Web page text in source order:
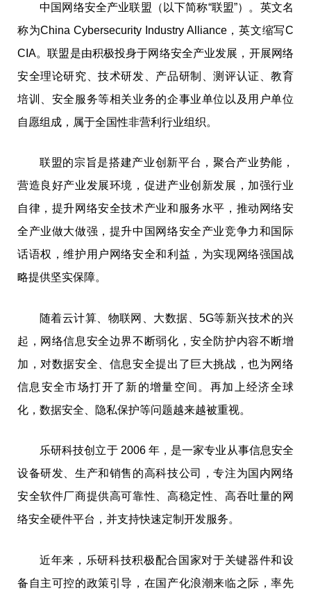
中国 网络安全产业联盟（以下简称“联盟”）。英文名
称为China Cybersecurity Industry Alliance，英文缩写C
CIA。联盟是由积极投身于网络安全产业发展，开展网络
安全理论研究、技术研发、产品研制、测评认证、教育
培训、安全服务等相关业务的企事业单位以及用户单位
自愿组成，属于全国性非营利行业组织。
联盟的宗旨是搭建产业创新平台 ，聚合产业势能，
营造良好产业发展环境，促进产业创新发展，加强行业
自律，提升网络安全技术产业和服务水平 ，推动网络安
全产业做大做强，提升中国 网络安全产业竞争力和国际
话语权，维护用户网络安全和利益，为实现网络强国战
略提供坚实保障。
随着云计算、物联网、大数据、5G等新兴技术的兴
起，网络信息安全边界不断弱化，安全防护内容不断增
加，对数据安全、信息安全提出了巨大挑战，也为网络
信息安全市场打开了新的增量空间。再加上经济全球
化，数据安全、隐私保护等问题越来越被重视。
乐研科技创立于 2006 年，是一家专业从事信息安全
设备研发、生产和销售的高科技公司，专注为国内网络
安全软件厂商提供高可靠性、高稳定性、高吞吐量的网
络安全硬件平台 ，并支持快速定制开发服务。
近年来，乐研科技积极配合国家对于关键器件和设
备自主可控的政策引导，在国产化浪潮来临之际，率先